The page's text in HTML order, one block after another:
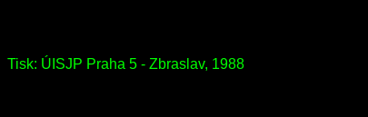
Tisk: ÚISJP Praha 5 - Zbraslav, 1988